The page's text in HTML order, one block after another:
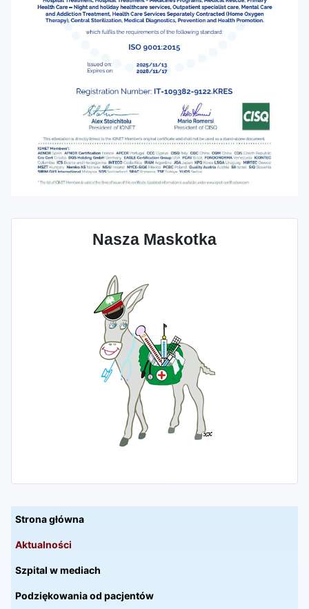
Strona główna
Aktualności
Szpital w mediach
Podziękowania od pacjentów
Nasza Maskotka